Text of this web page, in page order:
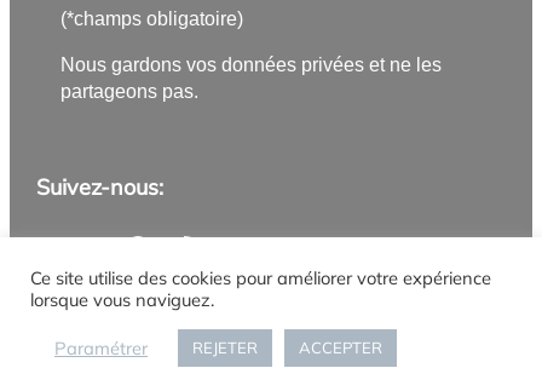
(*champs obligatoire)
Nous gardons vos données privées et ne les
partageons pas.
Suivez-nous:
Application PanneauPocket
Lettre d'information
Instagram
Facebook
YouTube
Flux RSS
Mentions légalesPolitique de confidentialité
Gestion des cookiesAccueil
Ce site utilise des cookies pour améliorer votre expérience
lorsque vous naviguez.
Paramétrer REJETER ACCEPTER